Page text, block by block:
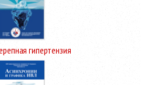
гипертензия